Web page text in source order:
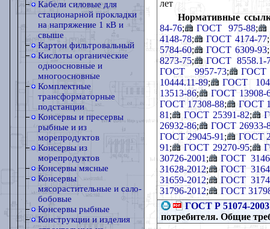
Кабели силовые для
стационарной прокладки
на напряжение 1 кВ и
свыше
Картон фильтровальный
Кислоты органические
одноосновные и
многоосновные
Комплектные
трансформаторные
подстанции
Консервы и пресервы
рыбные и из
морепродуктов
Консервы из
морепродуктов
Консервы мясные
Консервы
мясорастительные и сало-
бобовые
Консервы рыбные
Конструкции и изделия
лет
Нормативные
84-76; ГОСТ 975-88;
4148-78; ГОСТ 4174-77;
5784-60; ГОСТ 6309-93;
8273-75;
ГОСТ 8558.1-
ГОСТ 9957-73;
ГОСТ
10444.11-89;
ГОСТ
13513-86;
ГОСТ 13908-
ГОСТ 17308-88;
ГОСТ
81 ; ГОСТ 25391-82;
26932-86;
ГОСТ 26933-
ГОСТ 29045-91 ;
ГОСТ
91 ; ГОСТ 29270-95;
30726-2001 ;
ГОСТ
31628-2012;
ГОСТ
31659-2012;
ГОСТ
31796-2012;
ГОСТ
ГОСТ Р 51074-2003
потребителя. Общие